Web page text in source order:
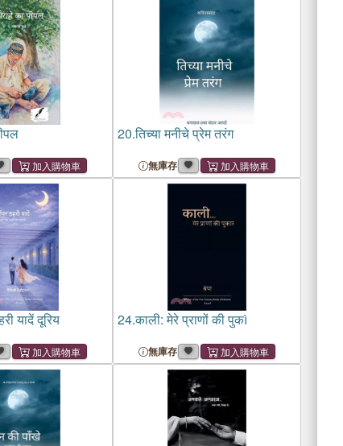
20.तिच्या मनीचे प्रेम तरंग
無庫存
यादें दूरिय 24.काली: मेरे प्राणों की पुकì
無庫存